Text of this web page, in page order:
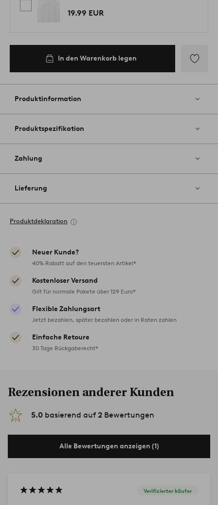
19.99 EUR
In den Warenkorb legen
Favoriten
Produktinformation
Produktspezifikation
Zahlung
Lieferung
Produktdeklaration
Neuer Kunde?
40% Rabatt auf den teuersten Artikel*
Kostenloser Versand
Gilt für normale Pakete über 129 Euro*
Flexible Zahlungsart
Jetzt bezahlen, später bezahlen oder in Raten zahlen
Einfache Retoure
30 Tage Rückgaberecht*
Rezensionen anderer Kunden
5.0 basierend auf 2 Bewertungen
Alle Bewertungen anzeigen (1)
Verifizierter käufer